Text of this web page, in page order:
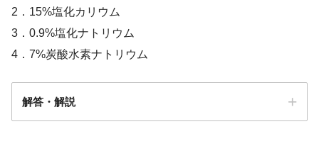
2．15%塩化カリウム
3．0.9%塩化ナトリウム
4．7%炭酸水素ナトリウム
解答・解説